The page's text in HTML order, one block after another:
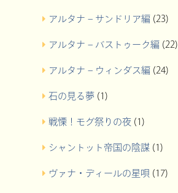
アルタナ – サンドリア編 (23)
アルタナ – バストゥーク編 (22)
アルタナ – ウィンダス編 (24)
石の見る夢 (1)
戦慄！モグ祭りの夜(1)
シャントット帝国の陰謀(1)
ヴァナ・ディールの星唄 (17)